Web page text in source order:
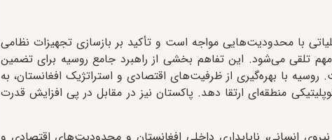
با محدودیت‌هایی مواجه است و تأکید بر بازسازی تجهیزات نظامی
تلقی می‌شود. این تفاهم بخشی از راهبرد جامع روسیه برای تضمین
با بهره‌گیری از ظرفیت‌های اقتصادی و استراتژیک افغانستان، به
منطقه‌ای ارتقا دهد. پاکستان نیز در مقابل در پی افزایش قدرت